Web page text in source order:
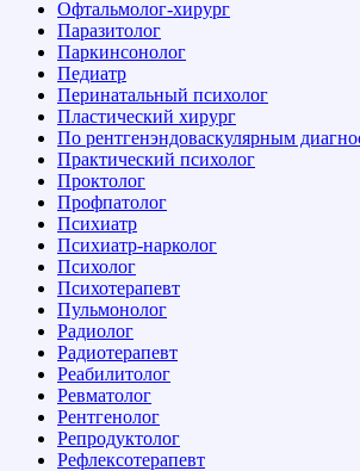
Офтальмолог-хирург
Паразитолог
Паркинсонолог
Педиатр
Перинатальный психолог
Пластический хирург
По рентгенэндоваскулярным
Практический психолог
Проктолог
Профпатолог
Психиатр
Психиатр-нарколог
Психолог
Психотерапевт
Пульмонолог
Радиолог
Радиотерапевт
Реабилитолог
Ревматолог
Рентгенолог
Репродуктолог
Рефлексотерапевт